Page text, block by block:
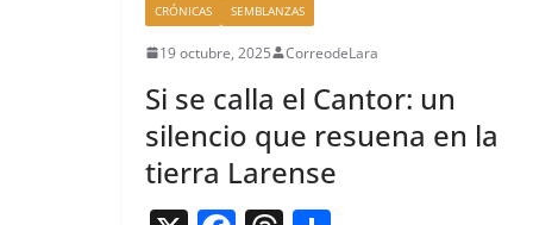
CRÓNICAS SEMBLANZAS
19 octubre, 2025 CorreodeLara
Si se calla el Cantor: un
silencio que resuena en la
tierra Larense